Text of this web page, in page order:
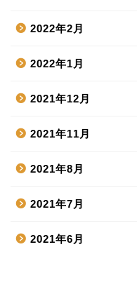
2022年2月
2022年1月
2021年12月
2021年11月
2021年8月
2021年7月
2021年6月